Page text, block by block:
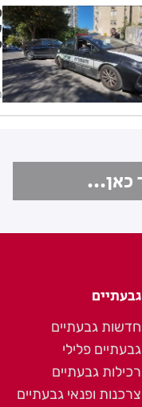
גבעתיים
חדשות גבעתיים
גבעתיים פלילי
רכילות גבעתיים
צרכנות ופנאי גבעתיים